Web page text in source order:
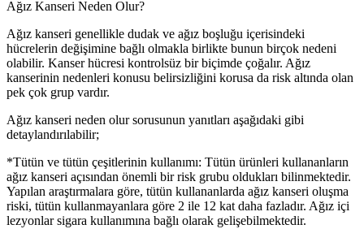
Ağız Kanseri Neden Olur?
Ağız kanseri genellikle dudak ve ağız boşluğu içerisindeki
hücrelerin değişimine bağlı olmakla birlikte bunun birçok nedeni
olabilir. Kanser hücresi kontrolsüz bir biçimde çoğalır. Ağız
kanserinin nedenleri konusu belirsizliğini korusa da risk altında olan
pek çok grup vardır.
Ağız kanseri neden olur sorusunun yanıtları aşağıdaki gibi
detaylandırılabilir;
*Tütün ve tütün çeşitlerinin kullanımı: Tütün ürünleri kullananların
ağız kanseri açısından önemli bir risk grubu oldukları bilinmektedir.
Yapılan araştırmalara göre, tütün kullananlarda ağız kanseri oluşma
riski, tütün kullanmayanlara göre 2 ile 12 kat daha fazladır. Ağız içi
lezyonlar sigara kullanımına bağlı olarak gelişebilmektedir.